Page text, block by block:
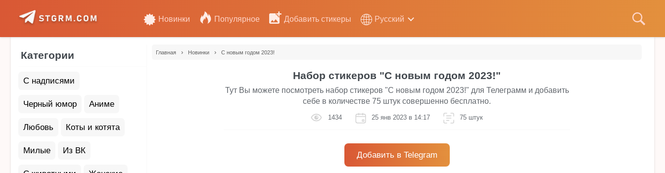
Новинки Популярное Добавить стикеры Русский
Категории
С надписями
Черный юмор Аниме
Любовь Коты и котята
Милые Из ВК
Главная › Новинки › С новым годом 2023!
Набор стикеров "С новым годом 2023!"
Тут Вы можете посмотреть набор стикеров "С новым годом 2023!" для Телеграмм и добавить
себе в количестве 75 штук совершенно бесплатно.
1434 25 янв 2023 в 14:17 75 штук
Добавить в Telegram